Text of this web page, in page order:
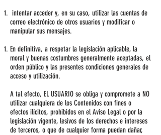
intentar acceder y, en su caso, utilizar las cuentas de
correo electrónico de otros usuarios y modificar o
manipular sus mensajes.
En definitiva, a respetar la legislación aplicable, la
moral y buenas costumbres generalmente aceptadas, el
orden público y las presentes condiciones generales de
acceso y utilización.
A tal efecto, EL USUARIO se obliga y compromete a NO
utilizar cualquiera de los Contenidos con fines o
efectos ilícitos, prohibidos en el Aviso Legal o por la
legislación vigente, lesivos de los derechos e intereses
de terceros, o que de cualquier forma puedan dañar,